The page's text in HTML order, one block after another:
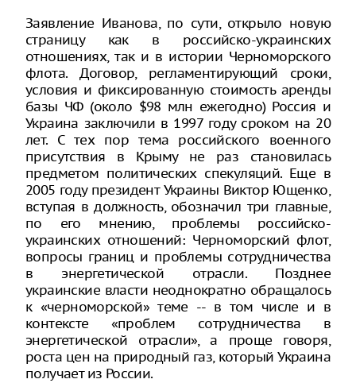
Заявление Иванова, по сути, открыло новую
страницу как в российско-украинских
отношениях, так и в истории Черноморского
флота. Договор, регламентирующий сроки,
условия и фиксированную стоимость аренды
базы ЧФ (около $98 млн ежегодно) Россия и
Украина заключили в 1997 году сроком на 20
лет. С тех пор тема российского военного
присутствия в Крыму не раз становилась
предметом политических спекуляций. Еще в
2005 году президент Украины Виктор Ющенко,
вступая в должность, обозначил три главные,
по его мнению, проблемы российско-
украинских отношений: Черноморский флот,
вопросы границ и проблемы сотрудничества
в энергетической отрасли. Позднее
украинские власти неоднократно обращалось
к «черноморской» теме -- в том числе и в
контексте «проблем сотрудничества в
энергетической отрасли», а проще говоря,
роста цен на природный газ, который Украина
получает из России.